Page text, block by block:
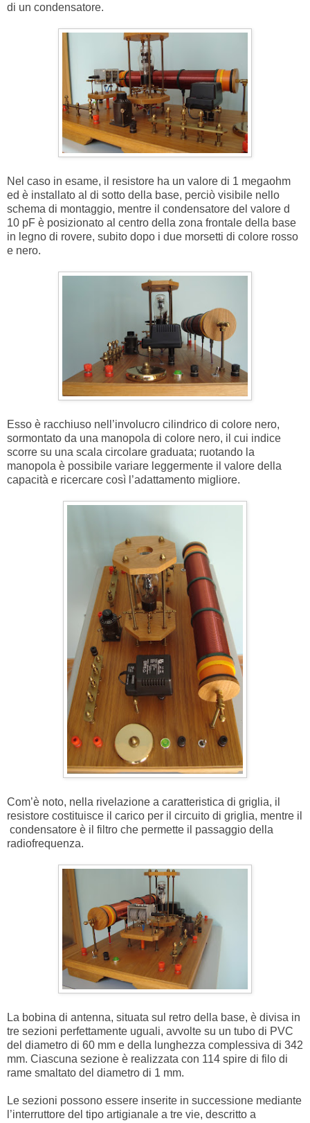
di un condensatore.
Nel caso in esame, il resistore ha un valore di 1 megaohm
ed è installato al di sotto della base, perciò visibile nello
schema di montaggio, mentre il condensatore del valore d
10 pF è posizionato al centro della zona frontale della base
in legno di rovere, subito dopo i due morsetti di colore rosso
e nero.
Esso è racchiuso nell’involucro cilindrico di colore nero,
sormontato da una manopola di colore nero, il cui indice
scorre su una scala circolare graduata; ruotando la
manopola è possibile variare leggermente il valore della
capacità e ricercare così l’adattamento migliore.
Com’è noto, nella rivelazione a caratteristica di griglia, il
resistore costituisce il carico per il circuito di griglia, mentre il
condensatore è il filtro che permette il passaggio della
radiofrequenza.
La bobina di antenna, situata sul retro della base, è divisa in
tre sezioni perfettamente uguali, avvolte su un tubo di PVC
del diametro di 60 mm e della lunghezza complessiva di 342
mm. Ciascuna sezione è realizzata con 114 spire di filo di
rame smaltato del diametro di 1 mm.
Le sezioni possono essere inserite in successione mediante
l’interruttore del tipo artigianale a tre vie, descritto a